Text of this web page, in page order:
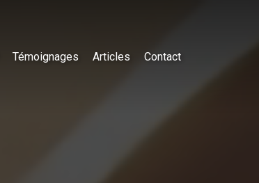
Témoignages Articles Contact